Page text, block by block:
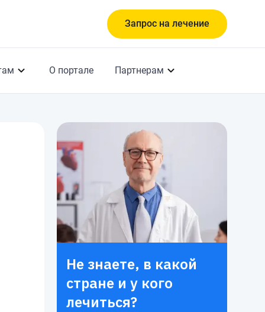
Запрос на лечение
О портале Партнерам
Не знаете, в какой
стране и у кого
лечиться?